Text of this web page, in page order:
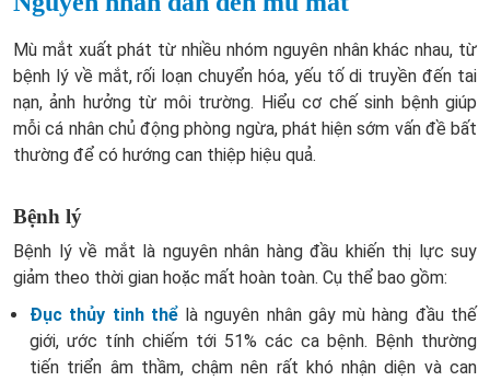
Mù mắt xuất phát từ nhiều nhóm nguyên nhân khác nhau, từ
bệnh lý về mắt, rối loạn chuyển hóa, yếu tố di truyền đến tai
nạn, ảnh hưởng từ môi trường. Hiểu cơ chế sinh bệnh giúp
mỗi cá nhân chủ động phòng ngừa, phát hiện sớm vấn đề bất
thường để có hướng can thiệp hiệu quả.
Bệnh lý
Bệnh lý về mắt là nguyên nhân hàng đầu khiến thị lực suy
giảm theo thời gian hoặc mất hoàn toàn. Cụ thể bao gồm:
Đục thủy tinh thểlà nguyên nhân gây mù hàng đầu thế
giới, ước tính chiếm tới 51% các ca bệnh. Bệnh thường
tiến triển âm thầm, chậm nên rất khó nhận diện và can